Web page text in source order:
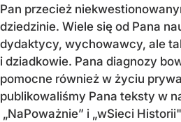
Pan przecież
dziedzinie. Wiele się od Pana
dydaktycy, wychowawcy, ale
i dziadkowie. Pana diagnozy
pomocne również w życiu
publikowaliśmy Pana teksty w
„NaPoważnie” i „wSieci